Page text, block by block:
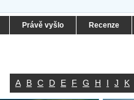
Právě vyšlo Recenze
A B C D E F G H I J K